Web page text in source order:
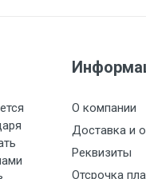
6500 с НДС
7500 с НДС
9000 с НДС
О компании
Доставка и
Реквизиты
Отсрочка